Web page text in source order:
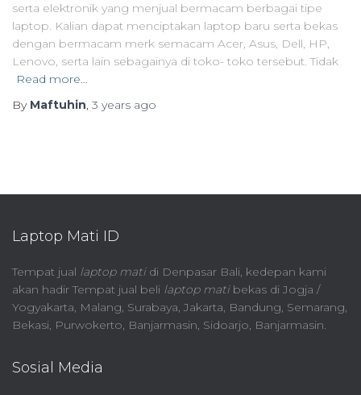
serta elektronik yang menjual bermacam berbagai tipe
laptop. Kalian dapat menciptakan laptop baru serta bekas
dengan bermacam merk semacam Acer, Asus, Dell, HP,
Lenovo, serta lain sebagainya di toko- toko tersebut. Tidak
Read more…
By Maftuhin, 3 years ago
Laptop Mati ID
Tempat jual laptop matidi Denpasar Bali, kedepan kami
akan hadir Tempat jual beli laptop matibekas di Jogja /
Yogyakarta, Malang, Surabaya, Jakarta, Bandung, Semarang,
Bekasi, Purwokerto, Banjarmasin, Sidoarjo, Banjarmasin.
Sosial Media